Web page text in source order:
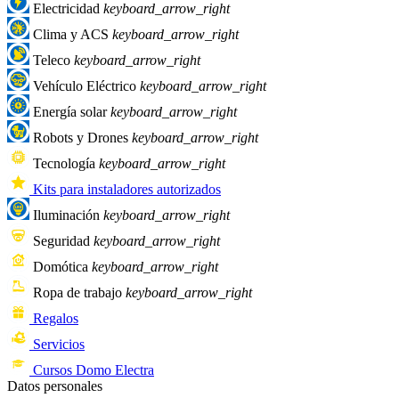
Electricidad keyboard_arrow_right
Clima y ACS keyboard_arrow_right
Teleco keyboard_arrow_right
Vehículo Eléctrico keyboard_arrow_right
Energía solarkeyboard_arrow_right
Robots y Drones keyboard_arrow_right
Tecnología keyboard_arrow_right
Kits para instaladores autorizados
Iluminación keyboard_arrow_right
Seguridad keyboard_arrow_right
Domótica keyboard_arrow_right
Ropa de trabajo keyboard_arrow_right
Regalos
Servicios
Cursos Domo Electra
Datos personales